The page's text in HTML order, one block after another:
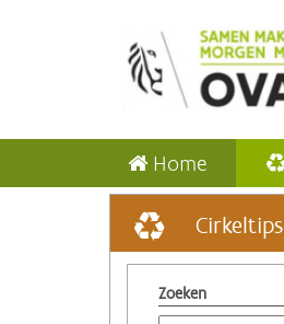
Home
Cirkeltips
Zoeken